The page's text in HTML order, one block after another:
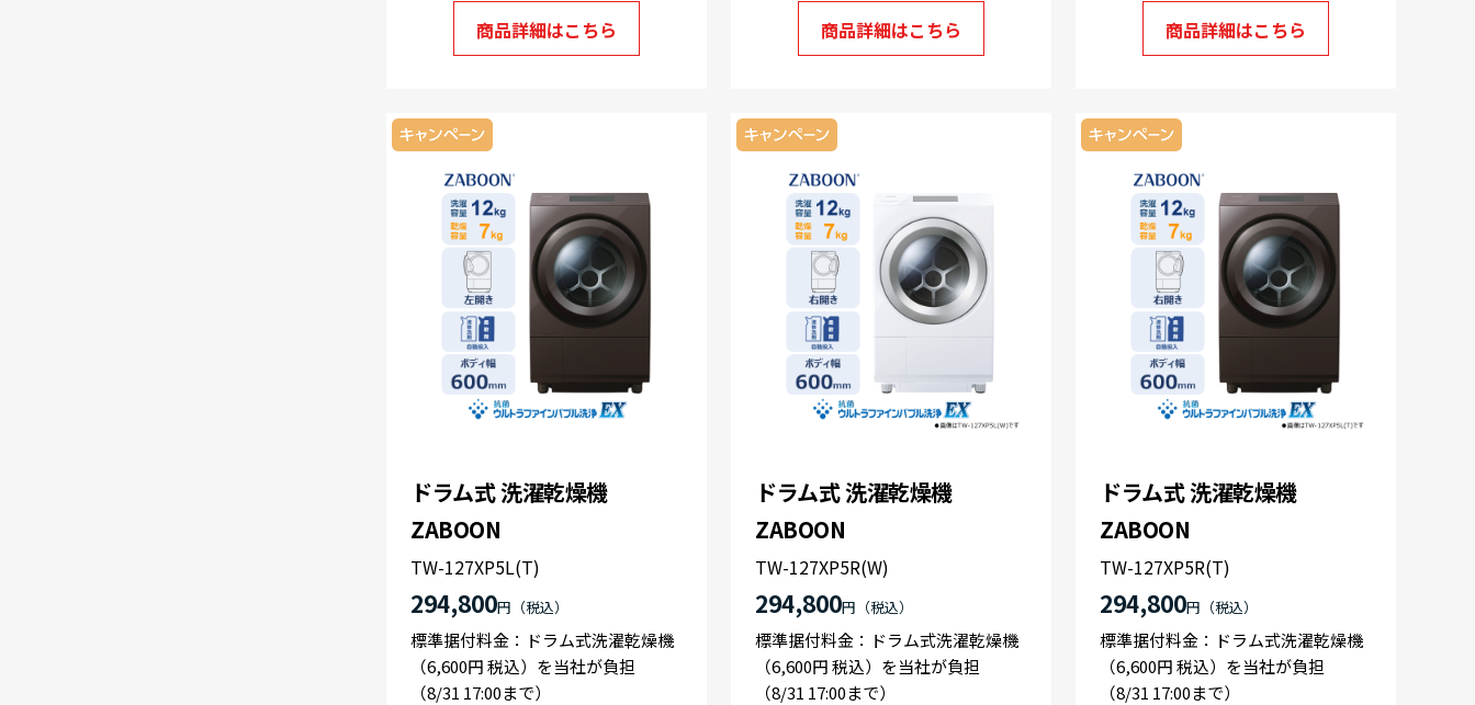
商品詳細はこちら 商品詳細はこちら 商品詳細はこちら
ドラム式 洗濯乾燥機
ZABOON
TW-127XP5L(T)
294,800円
標準据付料金：ドラム式洗濯乾燥機
（6,600円 税込）を当社が負担
（8/31 17:00まで）
ドラム式 洗濯乾燥機
ZABOON
TW-127XP5R(W)
294,800円
標準据付料金：ドラム式洗濯乾燥機
（6,600円 税込）を当社が負担
（8/31 17:00まで）
ドラム式 洗濯乾燥機
ZABOON
TW-127XP5R(T)
294,800円
標準据付料金：ドラム式洗濯乾燥機
（6,600円 税込）を当社が負担
（8/31 17:00まで）